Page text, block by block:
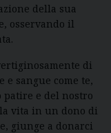
della sua
osservando il
di
e sangue come te,
patire e del nostro
vita in un dono di
giunge a donarci